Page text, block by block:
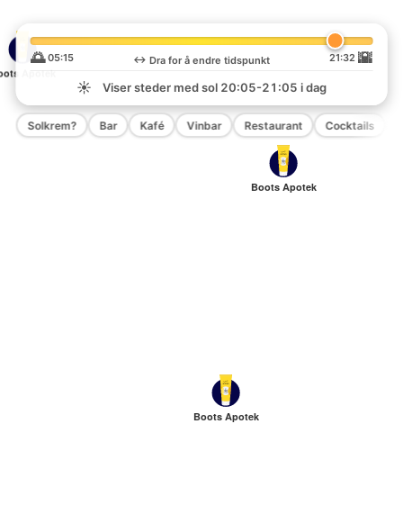
Boots Apotek
Boots Apotek
Apotek
🌅 05:15 ↔️ Dra for å endre tidspunkt 21:32 🌇
☀️
Viser steder med sol 20:05-21:05 i dag
Solkrem? Bar Kafé Vinbar Restaurant Cocktails